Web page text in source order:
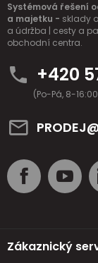
Systémová řešení
a majetku - sklady
a údržba | cesty a
obchodní centra.
+420
(Po-Pá, 8-
Zákaznický